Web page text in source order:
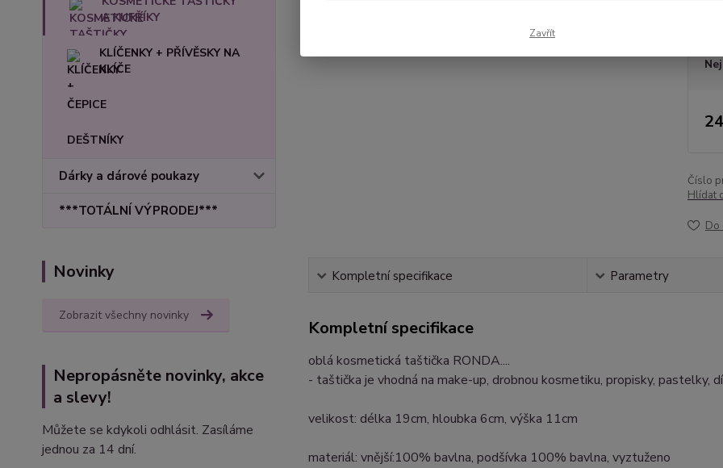
A KUFŘÍKY
KLÍČENKY + PŘÍVĚSKY NA
KLÍČE
ČEPICE
DEŠTNÍKY
Dárky a dárové poukazy
***TOTÁLNÍ VÝPRODEJ***
Novinky
Zobrazit všechny novinky
Nepropásněte novinky, akce
a slevy!
Můžete se kdykoli odhlásit. Zasíláme
jednou za 14 dní.
Číslo
Hlídat
Do
Kompletní specifikace Parametry
Kompletní specifikace
oblá kosmetická taštička RONDA....
- taštička je vhodná na make-up, drobnou kosmetiku, propisky, pastelky,
velikost: délka 19cm, hloubka 6cm, výška 11cm
materiál: vnější:100% bavlna, podšívka 100% bavlna, vyztuženo
Zavřít